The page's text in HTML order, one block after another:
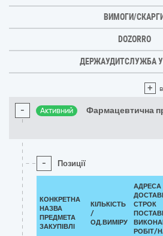
ВИМОГИ/СКАРГИ
DOZORRO
ДЕРЖАУДИТСЛУЖБА
+
- Активний Фармацевтична
- Позиції
КОНКРЕТНА
НАЗВА
ПРЕДМЕТА
ЗАКУПІВЛІ
КІЛЬКІСТЬ
/
ОД.ВИМІРУ
АДРЕСА
СТРОК
РОБІТ/